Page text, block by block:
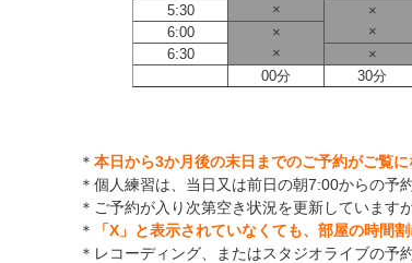
5:30
×
×
6:00
×
×
6:30
×
×
00分
30分
＊ 本日から3か月後の末日までのご予約がご覧に
＊個人練習は、当日又は前日の朝7:00からの予
＊ご予約が入り次第空き状況を更新しています
＊
「X」と表示されていなくても、部屋の時間
＊レコーディング、またはスタジオライブの予